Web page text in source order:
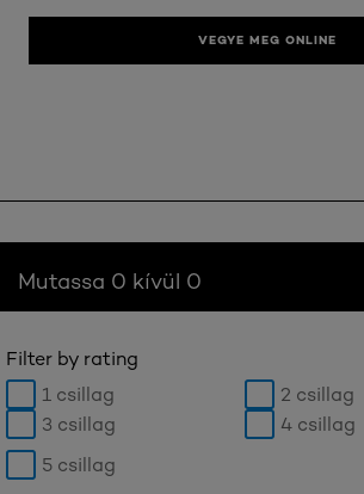
VEGYE MEG ONLINE
Mutassa 0 kívül 0
Filter by rating
1 csillag
2 csillag
3 csillag
4 csillag
5 csillag